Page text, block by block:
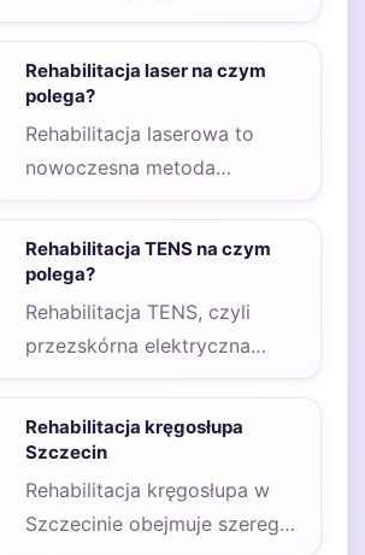
pacjentowi pełnej sprawności
społecznej…
Rehabilitacja laser na czym
polega?
Rehabilitacja laserowa to
nowoczesna metoda
terapeutyczna, która
do leczenia różnych schorzeń.
W…
Rehabilitacja TENS na czym
polega?
Rehabilitacja TENS, czyli
przezskórna elektryczna
stymulacja nerwów, to
zyskuje coraz większą
popularność…
Rehabilitacja kręgosłupa
Szczecin
Rehabilitacja kręgosłupa w
Szczecinie obejmuje szereg